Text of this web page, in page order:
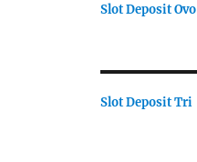
Slot Deposit Ovo
Slot Deposit Tri